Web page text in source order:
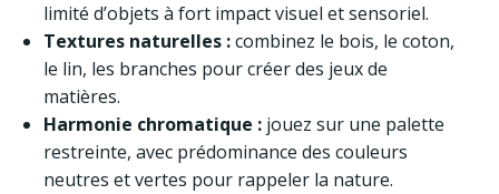
limité d’objets à fort impact visuel et sensoriel.
Textures naturelles :combinez le bois, le coton,
le lin, les branches pour créer des jeux de
matières.
Harmonie chromatique : jouez sur une palette
restreinte, avec prédominance des couleurs
neutres et vertes pour rappeler la nature.